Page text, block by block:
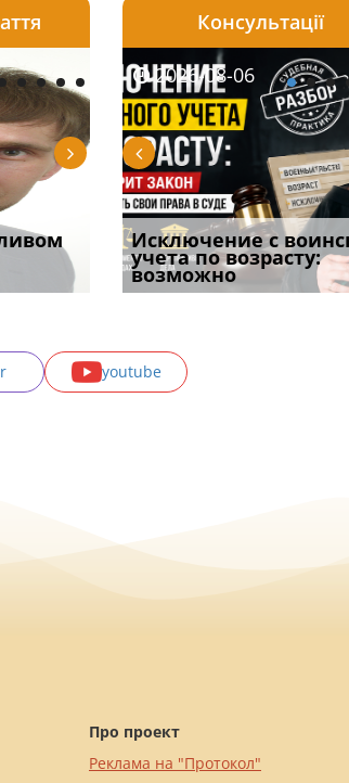
для
2026-08-06
Документи, на яких не
проставляється
апостиль: пер
2026-08-04
Переоформлення
відстрочки за іншою
підставою: нов
Консультації
у
2026-08-06
Исключение с
учета по возрасту:
возможно
2026-07-30
Восьмий ААС
підтвердив, що
може скас
youtube
Про проект
Реклама на "Протокол"